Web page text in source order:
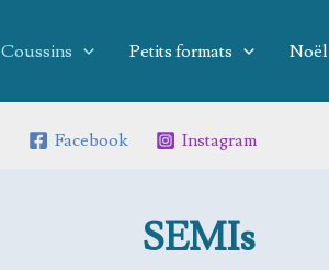
Coussins Petits formats Noël
Facebook Instagram
SEMIs